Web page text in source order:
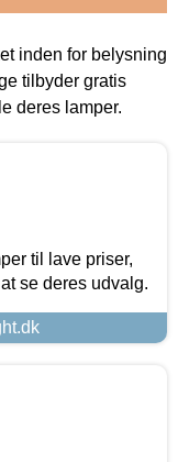
inden for belysning
tilbyder gratis
deres lamper.
til lave priser,
se deres udvalg.